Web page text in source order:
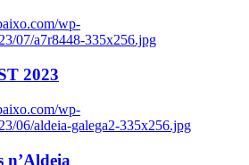
wp-
07/a7r8448-335x256.jpg
2023
wp-
06/aldeia-galega2-335x256.jpg
n’Aldeia